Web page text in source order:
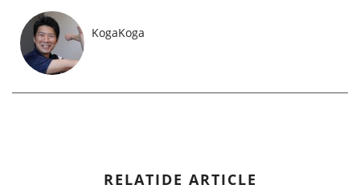
KogaKoga
RELATIDE ARTICLE